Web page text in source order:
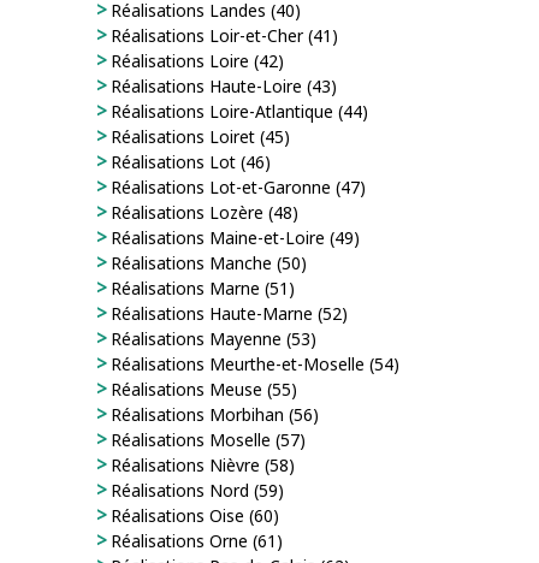
Réalisations Landes (40)
Réalisations Loir-et-Cher (41)
Réalisations Loire (42)
Réalisations Haute-Loire (43)
Réalisations Loire-Atlantique (44)
Réalisations Loiret (45)
Réalisations Lot (46)
Réalisations Lot-et-Garonne (47)
Réalisations Lozère (48)
Réalisations Maine-et-Loire (49)
Réalisations Manche (50)
Réalisations Marne (51)
Réalisations Haute-Marne (52)
Réalisations Mayenne (53)
Réalisations Meurthe-et-Moselle (54)
Réalisations Meuse (55)
Réalisations Morbihan (56)
Réalisations Moselle (57)
Réalisations Nièvre (58)
Réalisations Nord (59)
Réalisations Oise (60)
Réalisations Orne (61)